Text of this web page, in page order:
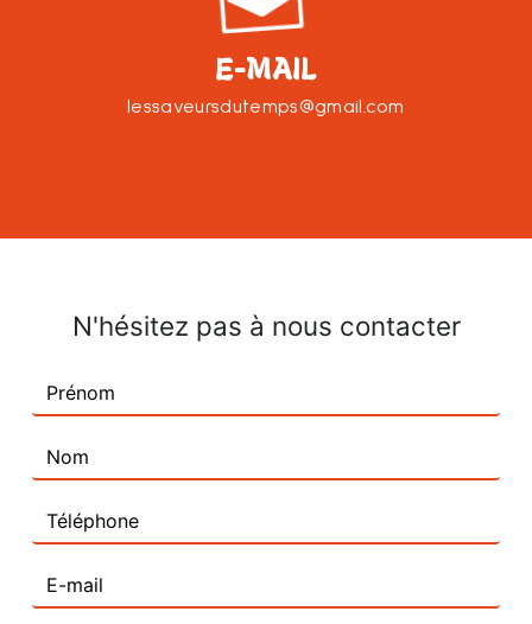
E-MAIL
lessaveursdutemps@gmail.com
N'hésitez pas à nous contacter